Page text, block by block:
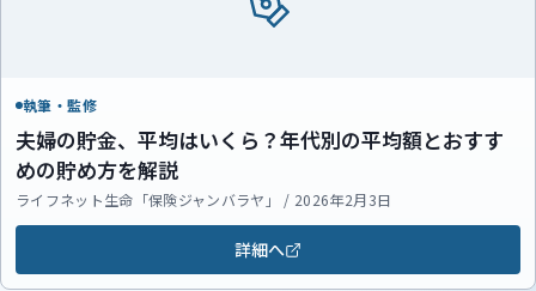
執筆・監修
夫婦の貯金、平均はいくら？年代別の平均額とおすす
めの貯め方を解説
ライフネット生命「保険ジャンバラヤ」 / 2026年2月3日
詳細へ